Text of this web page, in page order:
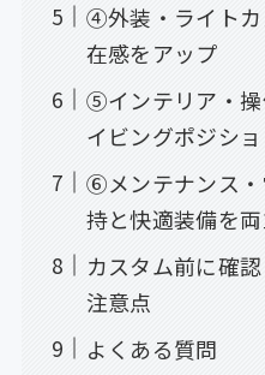
④外装・ライト
在感をアップ
⑤インテリア・
イビングポジシ
⑥メンテナンス
持と快適装備を
カスタム前に確
注意点
よくある質問